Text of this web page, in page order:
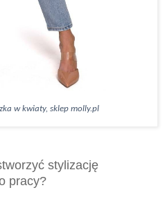
w kwiaty, sklep molly.pl
stylizację
pracy?